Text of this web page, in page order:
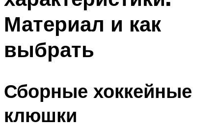
Материал и как
выбрать
Сборные хоккейные
клюшки